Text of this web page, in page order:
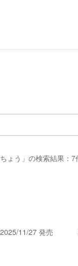
ちょう」の検索結果：7
2025/11/27 発売